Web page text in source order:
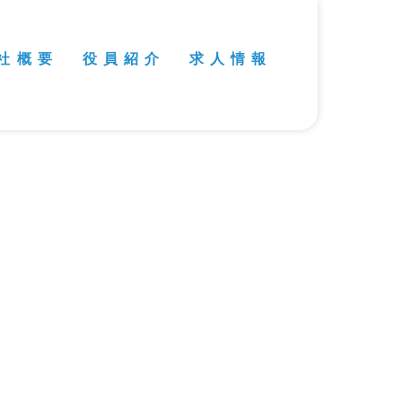
概 要 役 員 紹 介 求 人 情 報